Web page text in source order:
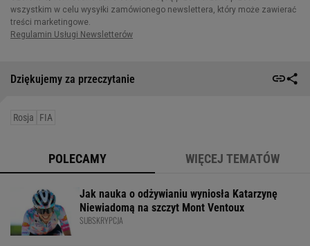
Dziękujemy za przeczytanie
Rosja FIA
POLECAMY WIĘCEJ TEMATÓW
Jak nauka o odżywianiu wyniosła Katarzynę
Niewiadomą na szczyt Mont Ventoux
SUBSKRYPCJA